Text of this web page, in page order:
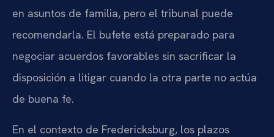
en asuntos de familia, pero el tribunal puede
recomendarla. El bufete está preparado para
negociar acuerdos favorables sin sacrificar la
disposición a litigar cuando la otra parte no actúa
de buena fe.
En el contexto de Fredericksburg, los plazos